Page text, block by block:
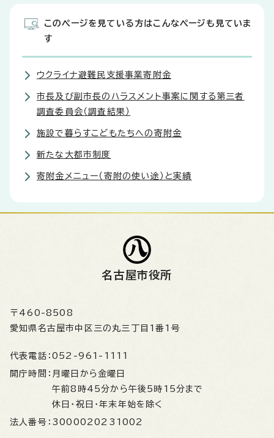
このページを見ている方はこんなページも見ていま
す
ウクライナ避難民支援事業寄附金
市長及び副市長のハラスメント事案に関する第三者
調査委員会（調査結果）
施設で暮らすこどもたちへの寄附金
新たな大都市制度
寄附金メニュー（寄附の使い途）と実績
名古屋市役所
〒460-8508
愛知県名古屋市中区三の丸三丁目1番1号
代表電話： 052-961-1111
開庁時間： 月曜日から金曜日
午前8時45分から午後5時15分まで
休日・祝日・年末年始を除く
法人番号： 3000020231002